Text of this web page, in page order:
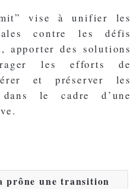
vise à unifier les
contre les défis
apporter des solutions
les efforts de
et préserver les
le cadre d’une
prône une transition